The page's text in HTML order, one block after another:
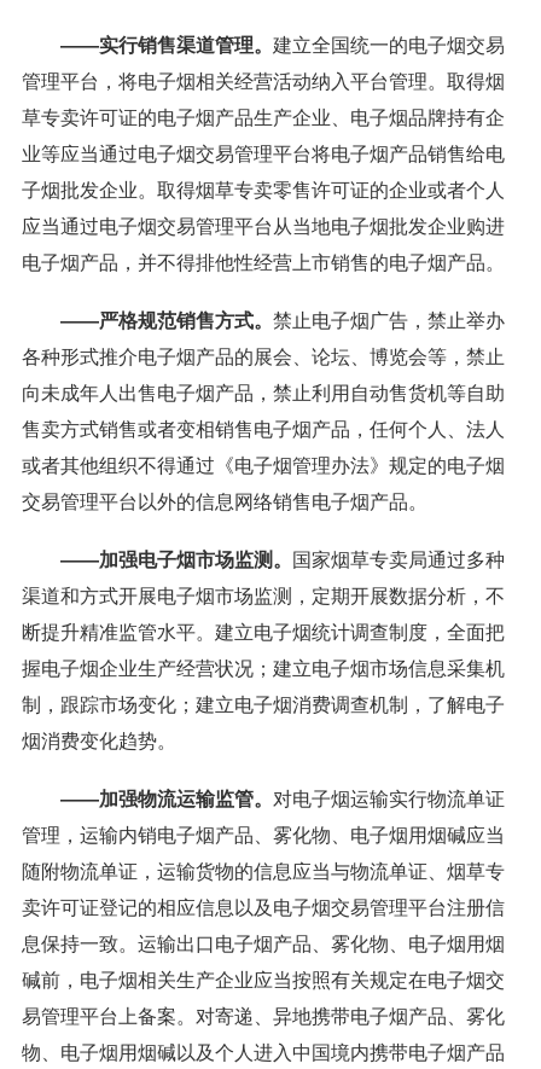
——实行销售渠道管理。 建立全国统一的电子烟交易
管理平台，将电子烟相关经营活动纳入平台管理。取得烟
草专卖许可证的电子烟产品生产企业、电子烟品牌持有企
业等应当通过电子烟交易管理平台将电子烟产品销售给电
子烟批发企业。取得烟草专卖零售许可证的企业或者个人
应当通过电子烟交易管理平台从当地电子烟批发企业购进
电子烟产品，并不得排他性经营上市销售的电子烟产品。
——严格规范销售方式。 禁止电子烟广告，禁止举办
各种形式推介电子烟产品的展会、论坛、博览会等，禁止
向未成年人出售电子烟产品，禁止利用自动售货机等自助
售卖方式销售或者变相销售电子烟产品，任何个人、法人
或者其他组织不得通过《电子烟管理办法》规定的电子烟
交易管理平台以外的信息网络销售电子烟产品。
——加强电子烟市场监测。
国家烟草专卖局通过多种
渠道和方式开展电子烟市场监测，定期开展数据分析，不
断提升精准监管水平。建立电子烟统计调查制度，全面把
握电子烟企业生产经营状况；建立电子烟市场信息采集机
制，跟踪市场变化；建立电子烟消费调查机制，了解电子
烟消费变化趋势。
——加强物流运输监管。 对电子烟运输实行物流单证
管理，运输内销电子烟产品、雾化物、电子烟用烟碱应当
随附物流单证，运输货物的信息应当与物流单证、烟草专
卖许可证登记的相应信息以及电子烟交易管理平台注册信
息保持一致。运输出口电子烟产品、雾化物、电子烟用烟
碱前，电子烟相关生产企业应当按照有关规定在电子烟交
易管理平台上备案。对寄递、异地携带电子烟产品、雾化
物、电子烟用烟碱以及个人进入中国境内携带电子烟产品